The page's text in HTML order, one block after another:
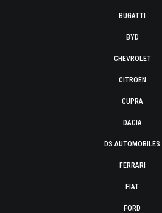
BUGATTI
BYD
CHEVROLET
CITROËN
CUPRA
DACIA
DS AUTOMOBILES
FERRARI
FIAT
FORD